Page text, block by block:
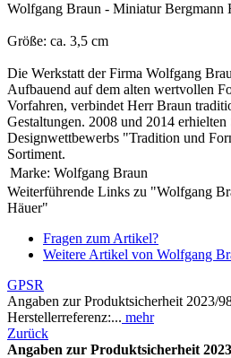
Wolfgang Braun - Miniatur Bergmann
Größe: ca. 3,5 cm
Die Werkstatt der Firma Wolfgang
Aufbauend auf dem alten wertvollen
Vorfahren, verbindet Herr Braun
Gestaltungen. 2008 und 2014 erhielten
Designwettbewerbs "Tradition und
Sortiment.
Marke: Wolfgang Braun
Weiterführende Links zu "Wolfgang
Häuer"
Fragen zum Artikel?
Weitere Artikel von Wolfgang
GPSR
Angaben zur Produktsicherheit 2023/
Herstellerreferenz:... mehr
Zurück
Angaben zur Produktsicherheit